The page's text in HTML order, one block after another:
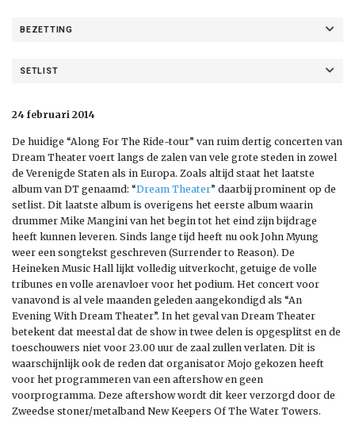
BEZETTING
SETLIST
24 februari 2014
De huidige “Along For The Ride-tour” van ruim dertig concerten van
Dream Theater voert langs de zalen van vele grote steden in zowel
de Verenigde Staten als in Europa. Zoals altijd staat het laatste
album van DT genaamd: “Dream Theater” daarbij prominent op de
setlist. Dit laatste album is overigens het eerste album waarin
drummer Mike Mangini van het begin tot het eind zijn bijdrage
heeft kunnen leveren. Sinds lange tijd heeft nu ook John Myung
weer een songtekst geschreven (Surrender to Reason). De
Heineken Music Hall lijkt volledig uitverkocht, getuige de volle
tribunes en volle arenavloer voor het podium. Het concert voor
vanavond is al vele maanden geleden aangekondigd als “An
Evening With Dream Theater”. In het geval van Dream Theater
betekent dat meestal dat de show in twee delen is opgesplitst en de
toeschouwers niet voor 23.00 uur de zaal zullen verlaten. Dit is
waarschijnlijk ook de reden dat organisator Mojo gekozen heeft
voor het programmeren van een aftershow en geen
voorprogramma. Deze aftershow wordt dit keer verzorgd door de
Zweedse stoner/metalband New Keepers Of The Water Towers.